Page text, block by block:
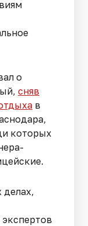
о
сняв
в
которых
делах,